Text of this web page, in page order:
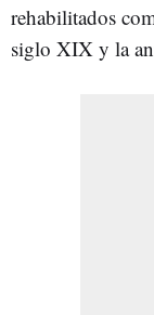
rehabilitados
siglo XIX y la